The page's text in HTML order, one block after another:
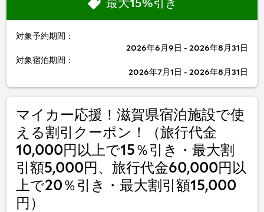
対象予約期間：
2026年6月9日 - 2026年8月31日
対象宿泊期間：
2026年7月1日 - 2026年8月31日
最大15%引き
マイカー応援！滋賀県宿泊施設で使
える割引クーポン！（旅行代金
10,000円以上で15％引き・最大割
引額5,000円、旅行代金60,000円以
上で20％引き・最大割引額15,000
円）